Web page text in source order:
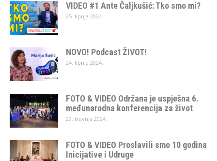
VIDEO #1 Ante Čaljkušić: Tko smo mi?
25. lipnja 2024.
NOVO! Podcast ŽIVOT!
24. lipnja 2024.
FOTO & VIDEO Održana je uspješna 6.
međunarodna konferencija za život
29. travnja 2024.
FOTO & VIDEO Proslavili smo 10 godina
Inicijative i Udruge